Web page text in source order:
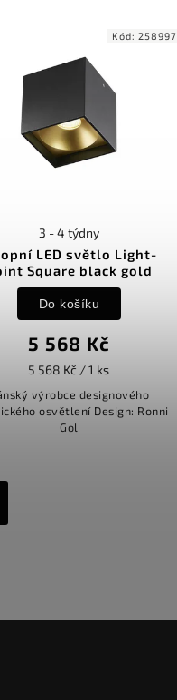
LED světlo Light-
Square black gold
3 - 4 týdny
5 568 Kč
5 568 Kč / 1 ks
Do košíku
výrobce designového
osvětlení Design: Ronni
Gol
Kód:258997